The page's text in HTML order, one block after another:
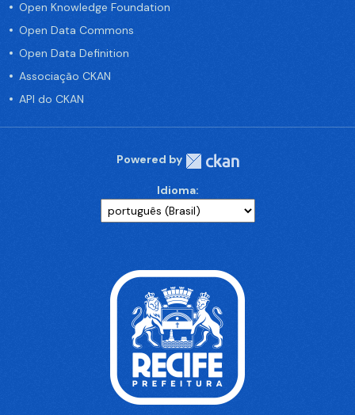
Open Knowledge Foundation
Open Data Commons
Open Data Definition
Associação CKAN
API do CKAN
Powered by
Idioma